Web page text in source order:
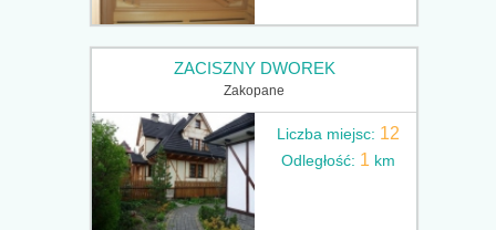
ZACISZNY DWOREK
Zakopane
Liczba miejsc: 12
Odległość: 1 km